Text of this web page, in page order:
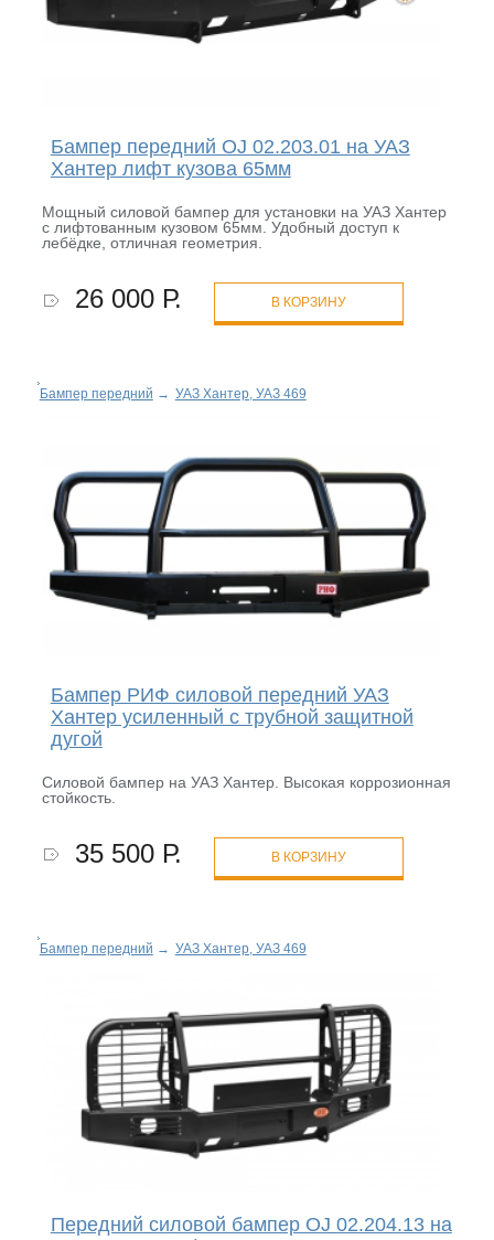
Бампер передний OJ 02.203.01 на УАЗ
Хантер лифт кузова 65мм
Мощный силовой бампер для установки на УАЗ Хантер
с лифтованным кузовом 65мм. Удобный доступ к
лебёдке, отличная геометрия.
26 000 Р. В КОРЗИНУ
Бампер передний → УАЗ Хантер, УАЗ 469
Бампер РИФ силовой передний УАЗ
Хантер усиленный с трубной защитной
дугой
Силовой бампер на УАЗ Хантер. Высокая коррозионная
стойкость.
35 500 Р. В КОРЗИНУ
Бампер передний → УАЗ Хантер, УАЗ 469
Передний силовой бампер OJ 02.204.13 на